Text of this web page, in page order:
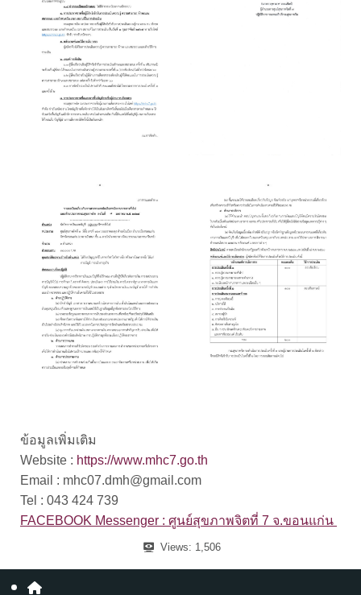
ข้อมูลเพิ่มเติม
Website : https://www.mhc7.go.th
Email : mhc07.dmh@gmail.com
Tel : 043 424 739
FACEBOOK Messenger : ศูนย์สุขภาพจิตที่ 7 จ.ขอนแก่น
Views: 1,506